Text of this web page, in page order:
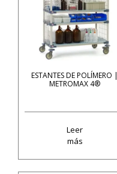
ESTANTES DE POLÍMERO |
METROMAX 4®
Leer
más